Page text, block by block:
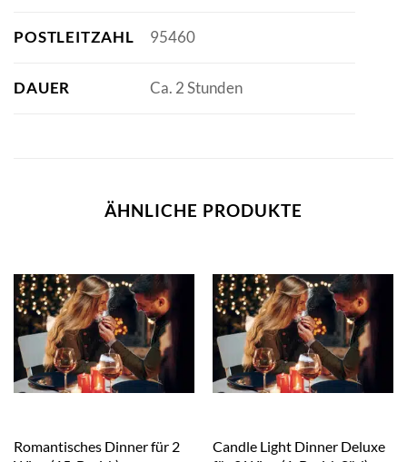
POSTLEITZAHL 95460
DAUER Ca. 2 Stunden
ÄHNLICHE PRODUKTE
Romantisches Dinner für 2
Candle Light Dinner Deluxe